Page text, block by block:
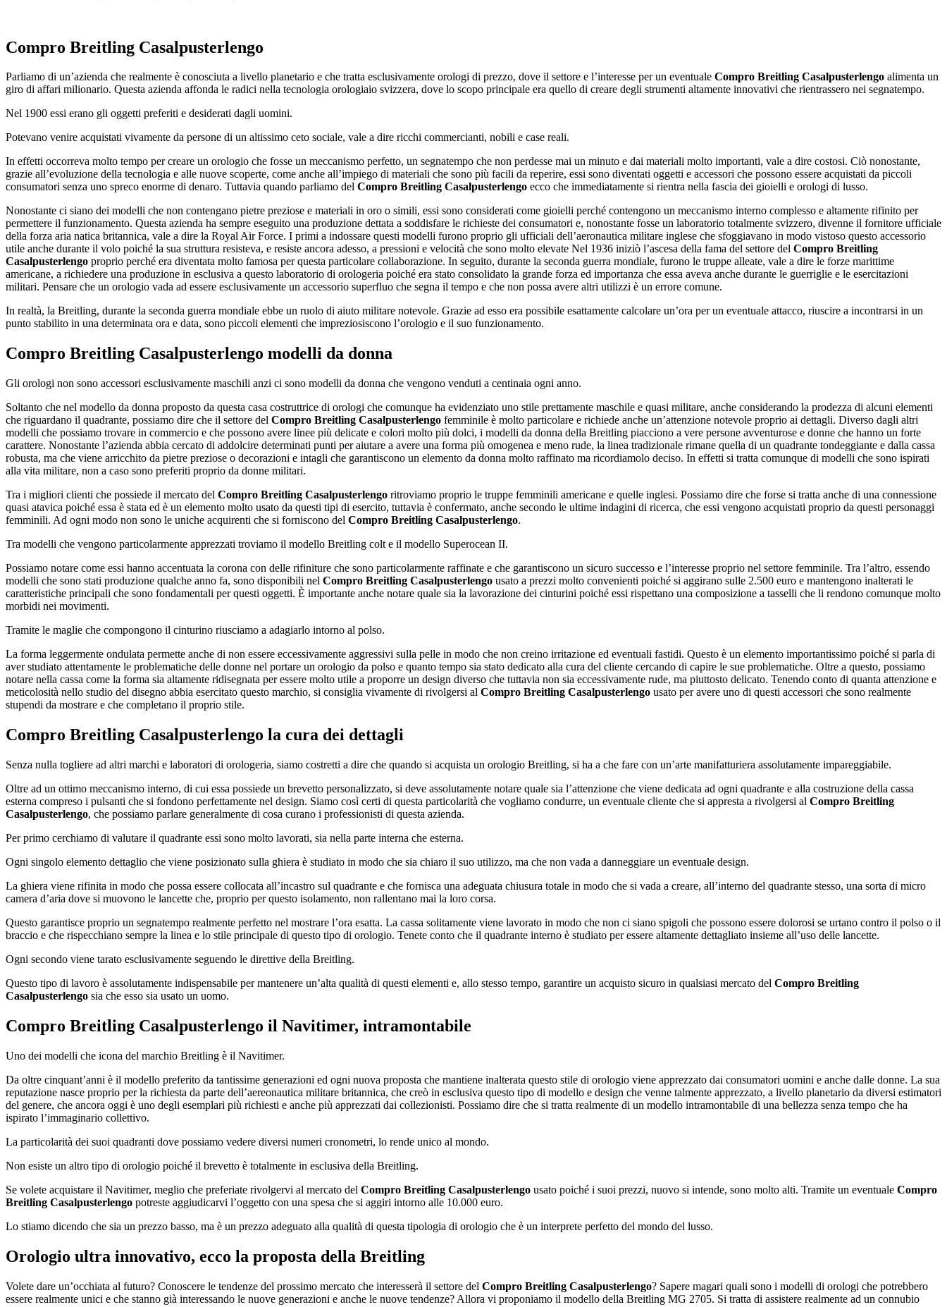
Compro Breitling Casalpusterlengo
Parliamo di un’azienda che realmente è conosciuta a livello planetario e che tratta esclusivamente orologi di prezzo, dove il settore e l’interesse per un eventuale Compro Breitling Casalpusterlengo alimenta un
giro di affari milionario. Questa azienda affonda le radici nella tecnologia orologiaio svizzera, dove lo scopo principale era quello di creare degli strumenti altamente innovativi che rientrassero nei segnatempo.
Nel 1900 essi erano gli oggetti preferiti e desiderati dagli uomini.
Potevano venire acquistati vivamente da persone di un altissimo ceto sociale, vale a dire ricchi commercianti, nobili e case reali.
In effetti occorreva molto tempo per creare un orologio che fosse un meccanismo perfetto, un segnatempo che non perdesse mai un minuto e dai materiali molto importanti, vale a dire costosi. Ciò nonostante,
grazie all’evoluzione della tecnologia e alle nuove scoperte, come anche all’impiego di materiali che sono più facili da reperire, essi sono diventati oggetti e accessori che possono essere acquistati da piccoli
consumatori senza uno spreco enorme di denaro. Tuttavia quando parliamo del Compro Breitling Casalpusterlengo ecco che immediatamente si rientra nella fascia dei gioielli e orologi di lusso.
Nonostante ci siano dei modelli che non contengano pietre preziose e materiali in oro o simili, essi sono considerati come gioielli perché contengono un meccanismo interno complesso e altamente rifinito per
permettere il funzionamento. Questa azienda ha sempre eseguito una produzione dettata a soddisfare le richieste dei consumatori e, nonostante fosse un laboratorio totalmente svizzero, divenne il fornitore ufficiale
della forza aria natica britannica, vale a dire la Royal Air Force. I primi a indossare questi modelli furono proprio gli ufficiali dell’aeronautica militare inglese che sfoggiavano in modo vistoso questo accessorio
utile anche durante il volo poiché la sua struttura resisteva, e resiste ancora adesso, a pressioni e velocità che sono molto elevate Nel 1936 iniziò l’ascesa della fama del settore del Compro Breitling
Casalpusterlengo proprio perché era diventata molto famosa per questa particolare collaborazione. In seguito, durante la seconda guerra mondiale, furono le truppe alleate, vale a dire le forze marittime
americane, a richiedere una produzione in esclusiva a questo laboratorio di orologeria poiché era stato consolidato la grande forza ed importanza che essa aveva anche durante le guerriglie e le esercitazioni
militari. Pensare che un orologio vada ad essere esclusivamente un accessorio superfluo che segna il tempo e che non possa avere altri utilizzi è un errore comune.
In realtà, la Breitling, durante la seconda guerra mondiale ebbe un ruolo di aiuto militare notevole. Grazie ad esso era possibile esattamente calcolare un’ora per un eventuale attacco, riuscire a incontrarsi in un
punto stabilito in una determinata ora e data, sono piccoli elementi che impreziosiscono l’orologio e il suo funzionamento.
Compro Breitling Casalpusterlengo modelli da donna
Gli orologi non sono accessori esclusivamente maschili anzi ci sono modelli da donna che vengono venduti a centinaia ogni anno.
Soltanto che nel modello da donna proposto da questa casa costruttrice di orologi che comunque ha evidenziato uno stile prettamente maschile e quasi militare, anche considerando la prodezza di alcuni elementi
che riguardano il quadrante, possiamo dire che il settore del Compro Breitling Casalpusterlengo femminile è molto particolare e richiede anche un’attenzione notevole proprio ai dettagli. Diverso dagli altri
modelli che possiamo trovare in commercio e che possono avere linee più delicate e colori molto più dolci, i modelli da donna della Breitling piacciono a vere persone avventurose e donne che hanno un forte
carattere. Nonostante l’azienda abbia cercato di addolcire determinati punti per aiutare a avere una forma più omogenea e meno rude, la linea tradizionale rimane quella di un quadrante tondeggiante e dalla cassa
robusta, ma che viene arricchito da pietre preziose o decorazioni e intagli che garantiscono un elemento da donna molto raffinato ma ricordiamolo deciso. In effetti si tratta comunque di modelli che sono ispirati
alla vita militare, non a caso sono preferiti proprio da donne militari.
Tra i migliori clienti che possiede il mercato del Compro Breitling Casalpusterlengo ritroviamo proprio le truppe femminili americane e quelle inglesi. Possiamo dire che forse si tratta anche di una connessione
quasi atavica poiché essa è stata ed è un elemento molto usato da questi tipi di esercito, tuttavia è confermato, anche secondo le ultime indagini di ricerca, che essi vengono acquistati proprio da questi personaggi
femminili. Ad ogni modo non sono le uniche acquirenti che si forniscono del Compro Breitling Casalpusterlengo.
Tra modelli che vengono particolarmente apprezzati troviamo il modello Breitling colt e il modello Superocean II.
Possiamo notare come essi hanno accentuata la corona con delle rifiniture che sono particolarmente raffinate e che garantiscono un sicuro successo e l’interesse proprio nel settore femminile. Tra l’altro, essendo
modelli che sono stati produzione qualche anno fa, sono disponibili nel Compro Breitling Casalpusterlengo usato a prezzi molto convenienti poiché si aggirano sulle 2.500 euro e mantengono inalterati le
caratteristiche principali che sono fondamentali per questi oggetti. È importante anche notare quale sia la lavorazione dei cinturini poiché essi rispettano una composizione a tasselli che li rendono comunque molto
morbidi nei movimenti.
Tramite le maglie che compongono il cinturino riusciamo a adagiarlo intorno al polso.
La forma leggermente ondulata permette anche di non essere eccessivamente aggressivi sulla pelle in modo che non creino irritazione ed eventuali fastidi. Questo è un elemento importantissimo poiché si parla di
aver studiato attentamente le problematiche delle donne nel portare un orologio da polso e quanto tempo sia stato dedicato alla cura del cliente cercando di capire le sue problematiche. Oltre a questo, possiamo
notare nella cassa come la forma sia altamente ridisegnata per essere molto utile a proporre un design diverso che tuttavia non sia eccessivamente rude, ma piuttosto delicato. Tenendo conto di quanta attenzione e
meticolosità nello studio del disegno abbia esercitato questo marchio, si consiglia vivamente di rivolgersi al Compro Breitling Casalpusterlengo usato per avere uno di questi accessori che sono realmente
stupendi da mostrare e che completano il proprio stile.
Compro Breitling Casalpusterlengo la cura dei dettagli
Senza nulla togliere ad altri marchi e laboratori di orologeria, siamo costretti a dire che quando si acquista un orologio Breitling, si ha a che fare con un’arte manifatturiera assolutamente impareggiabile.
Oltre ad un ottimo meccanismo interno, di cui essa possiede un brevetto personalizzato, si deve assolutamente notare quale sia l’attenzione che viene dedicata ad ogni quadrante e alla costruzione della cassa
esterna compreso i pulsanti che si fondono perfettamente nel design. Siamo così certi di questa particolarità che vogliamo condurre, un eventuale cliente che si appresta a rivolgersi al Compro Breitling
Casalpusterlengo, che possiamo parlare generalmente di cosa curano i professionisti di questa azienda.
Per primo cerchiamo di valutare il quadrante essi sono molto lavorati, sia nella parte interna che esterna.
Ogni singolo elemento dettaglio che viene posizionato sulla ghiera è studiato in modo che sia chiaro il suo utilizzo, ma che non vada a danneggiare un eventuale design.
La ghiera viene rifinita in modo che possa essere collocata all’incastro sul quadrante e che fornisca una adeguata chiusura totale in modo che si vada a creare, all’interno del quadrante stesso, una sorta di micro
camera d’aria dove si muovono le lancette che, proprio per questo isolamento, non rallentano mai la loro corsa.
Questo garantisce proprio un segnatempo realmente perfetto nel mostrare l’ora esatta. La cassa solitamente viene lavorato in modo che non ci siano spigoli che possono essere dolorosi se urtano contro il polso o il
braccio e che rispecchiano sempre la linea e lo stile principale di questo tipo di orologio. Tenete conto che il quadrante interno è studiato per essere altamente dettagliato insieme all’uso delle lancette.
Ogni secondo viene tarato esclusivamente seguendo le direttive della Breitling.
Questo tipo di lavoro è assolutamente indispensabile per mantenere un’alta qualità di questi elementi e, allo stesso tempo, garantire un acquisto sicuro in qualsiasi mercato del Compro Breitling
Casalpusterlengo sia che esso sia usato un uomo.
Compro Breitling Casalpusterlengo il Navitimer, intramontabile
Uno dei modelli che icona del marchio Breitling è il Navitimer.
Da oltre cinquant’anni è il modello preferito da tantissime generazioni ed ogni nuova proposta che mantiene inalterata questo stile di orologio viene apprezzato dai consumatori uomini e anche dalle donne. La sua
reputazione nasce proprio per la richiesta da parte dell’aereonautica militare britannica, che creò in esclusiva questo tipo di modello e design che venne talmente apprezzato, a livello planetario da diversi estimatori
del genere, che ancora oggi è uno degli esemplari più richiesti e anche più apprezzati dai collezionisti. Possiamo dire che si tratta realmente di un modello intramontabile di una bellezza senza tempo che ha
ispirato l’immaginario collettivo.
La particolarità dei suoi quadranti dove possiamo vedere diversi numeri cronometri, lo rende unico al mondo.
Non esiste un altro tipo di orologio poiché il brevetto è totalmente in esclusiva della Breitling.
Se volete acquistare il Navitimer, meglio che preferiate rivolgervi al mercato del Compro Breitling Casalpusterlengo usato poiché i suoi prezzi, nuovo si intende, sono molto alti. Tramite un eventuale Compro
Breitling Casalpusterlengo potreste aggiudicarvi l’oggetto con una spesa che si aggiri intorno alle 10.000 euro.
Lo stiamo dicendo che sia un prezzo basso, ma è un prezzo adeguato alla qualità di questa tipologia di orologio che è un interprete perfetto del mondo del lusso.
Orologio ultra innovativo, ecco la proposta della Breitling
Volete dare un’occhiata al futuro? Conoscere le tendenze del prossimo mercato che interesserà il settore del Compro Breitling Casalpusterlengo? Sapere magari quali sono i modelli di orologi che potrebbero
essere realmente unici e che stanno già interessando le nuove generazioni e anche le nuove tendenze? Allora vi proponiamo il modello della Breitling MG 2705. Si tratta di assistere realmente ad un connubio